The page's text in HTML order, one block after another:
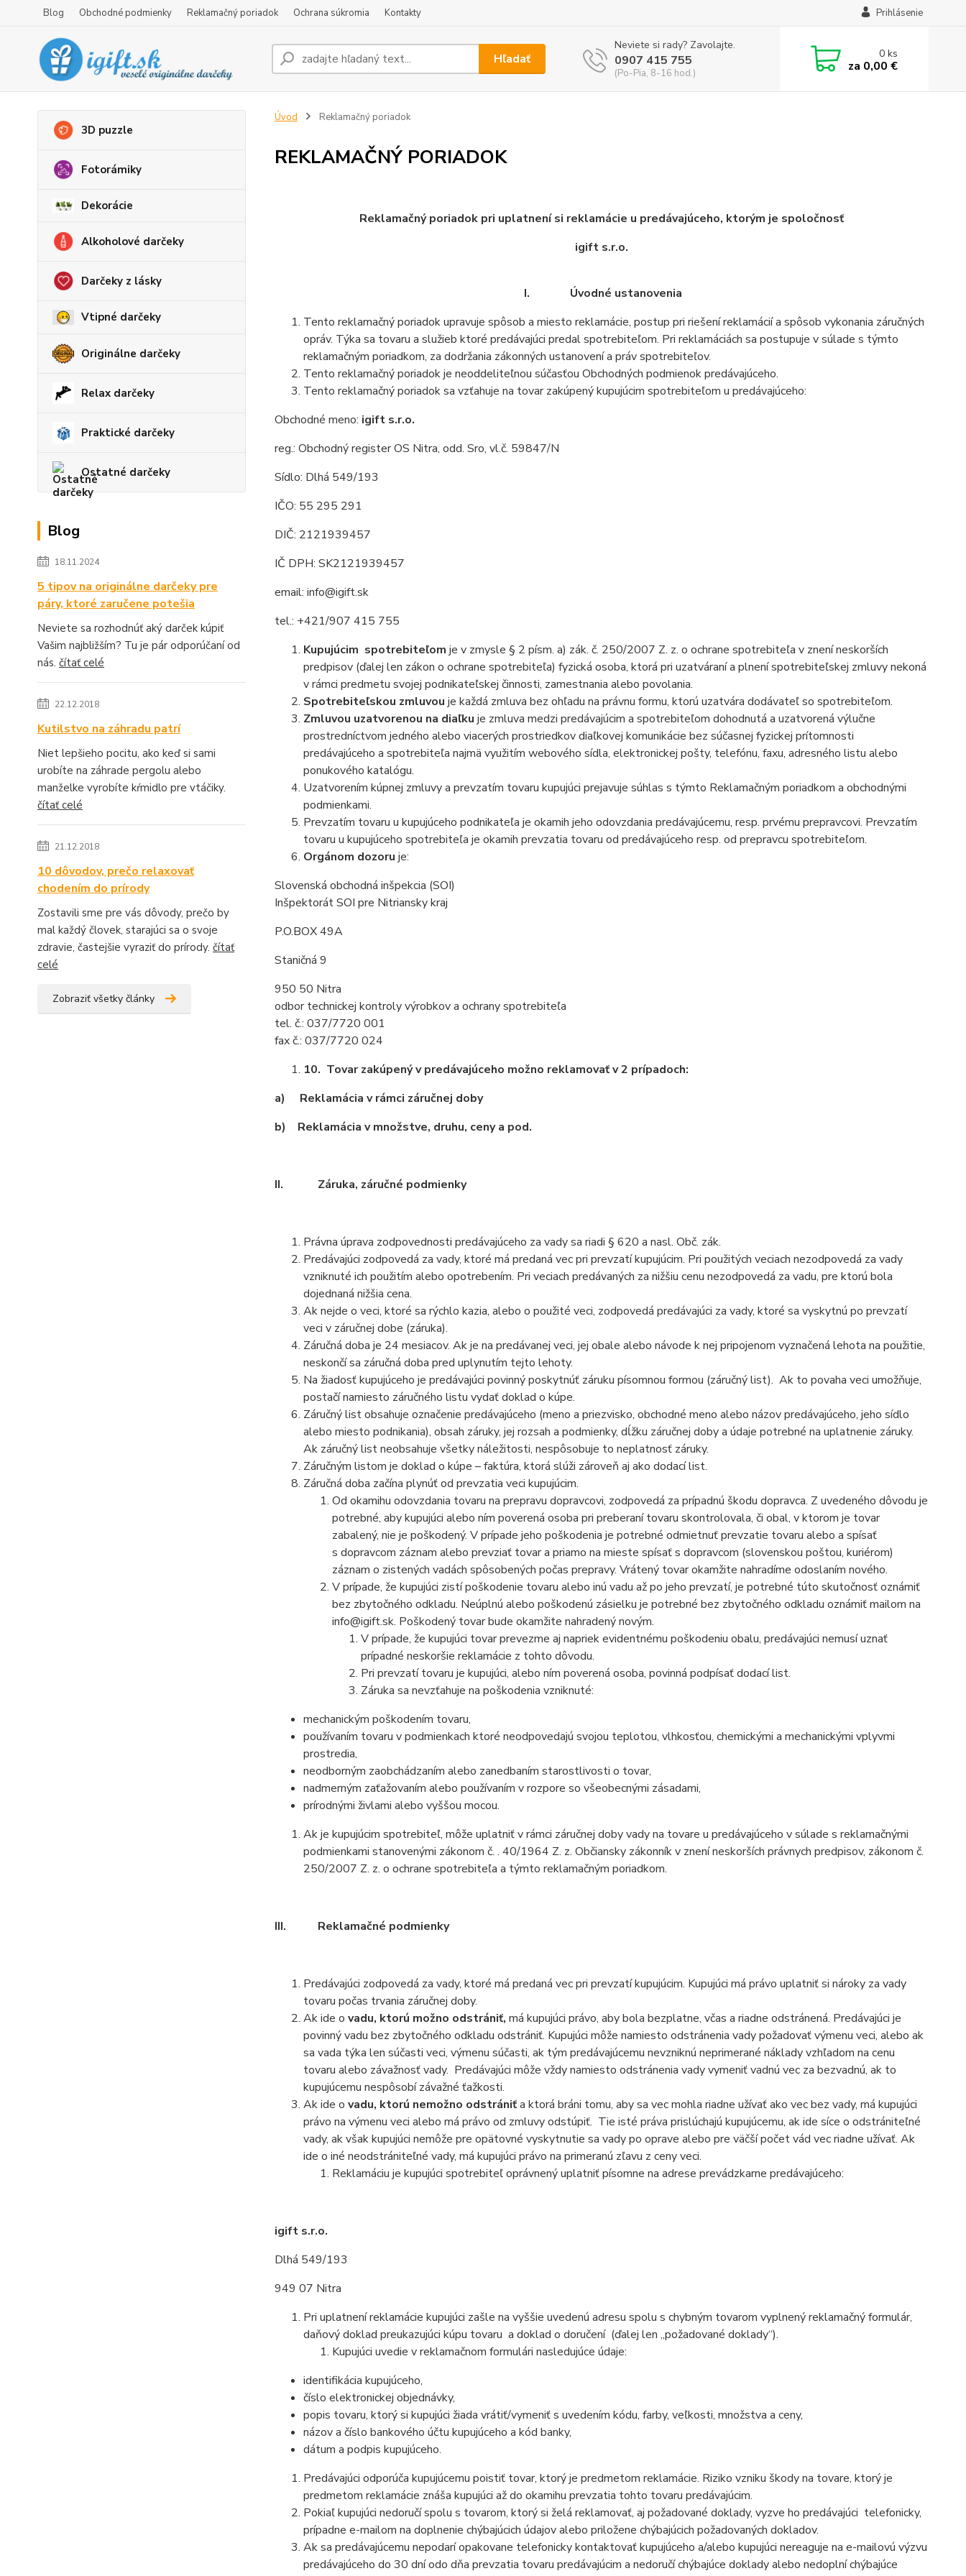
Blog Obchodné podmienky Reklamačný poriadok Ochrana súkromia Kontakty Prihlásenie
Hľadať
Neviete si rady? Zavolajte.
0907 415 755
(Po-Pia, 8-16 hod.)
0ks
za 0,00 €
3D puzzle
Fotorámiky
Dekorácie
Alkoholové darčeky
Darčeky z lásky
Vtipné darčeky
Originálne darčeky
Relax darčeky
Praktické darčeky
Ostatné darčeky
Blog
18.11.2024
5 tipov na originálne darčeky pre
páry, ktoré zaručene potešia
Neviete sa rozhodnúť aký darček kúpiť
Vašim najbližším? Tu je pár odporúčaní od
nás. čítať celé
22.12.2018
Kutilstvo na záhradu patrí
Niet lepšieho pocitu, ako keď si sami
urobíte na záhrade pergolu alebo
manželke vyrobíte kŕmidlo pre vtáčiky.
čítať celé
21.12.2018
10 dôvodov, prečo relaxovať
chodením do prírody
Zostavili sme pre vás dôvody, prečo by
mal každý človek, starajúci sa o svoje
zdravie, častejšie vyraziť do prírody. čítať
celé
Zobraziť všetky články
Úvod Reklamačný poriadok
REKLAMAČNÝ PORIADOK
Reklamačný poriadok pri uplatnení si reklamácie u predávajúceho, ktorým je spoločnosť
igift s.r.o.
I. Úvodné ustanovenia
Tento reklamačný poriadok upravuje spôsob a miesto reklamácie, postup pri riešení reklamácií a spôsob vykonania záručných
opráv. Týka sa tovaru a služieb ktoré predávajúci predal spotrebiteľom. Pri reklamáciách sa postupuje v súlade s týmto
reklamačným poriadkom, za dodržania zákonných ustanovení a práv spotrebiteľov.
Tento reklamačný poriadok je neoddeliteľnou súčasťou Obchodných podmienok predávajúceho.
Tento reklamačný poriadok sa vzťahuje na tovar zakúpený kupujúcim spotrebiteľom u predávajúceho:
Obchodné meno: igift s.r.o.
reg.: Obchodný register OS Nitra, odd. Sro, vl.č. 59847/N
Sídlo: Dlhá 549/193
IČO: 55 295 291
DIČ: 2121939457
IČ DPH: SK2121939457
email: info@igift.sk
tel.: +421/907 415 755
Kupujúcim spotrebiteľom je v zmysle § 2 písm. a) zák. č. 250/2007 Z. z. o ochrane spotrebiteľa v znení neskorších
predpisov (ďalej len zákon o ochrane spotrebiteľa) fyzická osoba, ktorá pri uzatváraní a plnení spotrebiteľskej zmluvy nekoná
v rámci predmetu svojej podnikateľskej činnosti, zamestnania alebo povolania.
Spotrebiteľskou zmluvou je každá zmluva bez ohľadu na právnu formu, ktorú uzatvára dodávateľ so spotrebiteľom.
Zmluvou uzatvorenou na diaľku je zmluva medzi predávajúcim a spotrebiteľom dohodnutá a uzatvorená výlučne
prostredníctvom jedného alebo viacerých prostriedkov diaľkovej komunikácie bez súčasnej fyzickej prítomnosti
predávajúceho a spotrebiteľa najmä využitím webového sídla, elektronickej pošty, telefónu, faxu, adresného listu alebo
ponukového katalógu.
Uzatvorením kúpnej zmluvy a prevzatím tovaru kupujúci prejavuje súhlas s týmto Reklamačným poriadkom a obchodnými
podmienkami.
Prevzatím tovaru u kupujúceho podnikateľa je okamih jeho odovzdania predávajúcemu, resp. prvému prepravcovi. Prevzatím
tovaru u kupujúceho spotrebiteľa je okamih prevzatia tovaru od predávajúceho resp. od prepravcu spotrebiteľom.
Orgánom dozoru je:
Slovenská obchodná inšpekcia (SOI)
Inšpektorát SOI pre Nitriansky kraj
P.O.BOX 49A
Staničná 9
950 50 Nitra
odbor technickej kontroly výrobkov a ochrany spotrebiteľa
tel. č.: 037/7720 001
fax č.: 037/7720 024
10. Tovar zakúpený v predávajúceho možno reklamovať v 2 prípadoch:
a) Reklamácia v rámci záručnej doby
b) Reklamácia v množstve, druhu, ceny a pod.
II. Záruka, záručné podmienky
Právna úprava zodpovednosti predávajúceho za vady sa riadi § 620 a nasl. Obč. zák.
Predávajúci zodpovedá za vady, ktoré má predaná vec pri prevzatí kupujúcim. Pri použitých veciach nezodpovedá za vady
vzniknuté ich použitím alebo opotrebením. Pri veciach predávaných za nižšiu cenu nezodpovedá za vadu, pre ktorú bola
dojednaná nižšia cena.
Ak nejde o veci, ktoré sa rýchlo kazia, alebo o použité veci, zodpovedá predávajúci za vady, ktoré sa vyskytnú po prevzatí
veci v záručnej dobe (záruka).
Záručná doba je 24 mesiacov. Ak je na predávanej veci, jej obale alebo návode k nej pripojenom vyznačená lehota na použitie,
neskončí sa záručná doba pred uplynutím tejto lehoty.
Na žiadosť kupujúceho je predávajúci povinný poskytnúť záruku písomnou formou (záručný list). Ak to povaha veci umožňuje,
postačí namiesto záručného listu vydať doklad o kúpe.
Záručný list obsahuje označenie predávajúceho (meno a priezvisko, obchodné meno alebo názov predávajúceho, jeho sídlo
alebo miesto podnikania), obsah záruky, jej rozsah a podmienky, dĺžku záručnej doby a údaje potrebné na uplatnenie záruky.
Ak záručný list neobsahuje všetky náležitosti, nespôsobuje to neplatnosť záruky.
Záručným listom je doklad o kúpe – faktúra, ktorá slúži zároveň aj ako dodací list.
Záručná doba začína plynúť od prevzatia veci kupujúcim.
Od okamihu odovzdania tovaru na prepravu dopravcovi, zodpovedá za prípadnú škodu dopravca. Z uvedeného dôvodu je
potrebné, aby kupujúci alebo ním poverená osoba pri preberaní tovaru skontrolovala, či obal, v ktorom je tovar
zabalený, nie je poškodený. V prípade jeho poškodenia je potrebné odmietnuť prevzatie tovaru alebo a spísať
s dopravcom záznam alebo prevziať tovar a priamo na mieste spísať s dopravcom (slovenskou poštou, kuriérom)
záznam o zistených vadách spôsobených počas prepravy. Vrátený tovar okamžite nahradíme odoslaním nového.
V prípade, že kupujúci zistí poškodenie tovaru alebo inú vadu až po jeho prevzatí, je potrebné túto skutočnosť oznámiť
bez zbytočného odkladu. Neúplnú alebo poškodenú zásielku je potrebné bez zbytočného odkladu oznámiť mailom na
info@igift.sk. Poškodený tovar bude okamžite nahradený novým.
V prípade, že kupujúci tovar prevezme aj napriek evidentnému poškodeniu obalu, predávajúci nemusí uznať
prípadné neskoršie reklamácie z tohto dôvodu.
Pri prevzatí tovaru je kupujúci, alebo ním poverená osoba, povinná podpísať dodací list.
Záruka sa nevzťahuje na poškodenia vzniknuté:
mechanickým poškodením tovaru,
používaním tovaru v podmienkach ktoré neodpovedajú svojou teplotou, vlhkosťou, chemickými a mechanickými vplyvmi
prostredia,
neodborným zaobchádzaním alebo zanedbaním starostlivosti o tovar,
nadmerným zaťažovaním alebo používaním v rozpore so všeobecnými zásadami,
prírodnými živlami alebo vyššou mocou.
Ak je kupujúcim spotrebiteľ, môže uplatniť v rámci záručnej doby vady na tovare u predávajúceho v súlade s reklamačnými
podmienkami stanovenými zákonom č. . 40/1964 Z. z. Občiansky zákonník v znení neskorších právnych predpisov, zákonom č.
250/2007 Z. z. o ochrane spotrebiteľa a týmto reklamačným poriadkom.
III. Reklamačné podmienky
Predávajúci zodpovedá za vady, ktoré má predaná vec pri prevzatí kupujúcim. Kupujúci má právo uplatniť si nároky za vady
tovaru počas trvania záručnej doby.
Ak ide o vadu, ktorú možno odstrániť, má kupujúci právo, aby bola bezplatne, včas a riadne odstránená. Predávajúci je
povinný vadu bez zbytočného odkladu odstrániť. Kupujúci môže namiesto odstránenia vady požadovať výmenu veci, alebo ak
sa vada týka len súčasti veci, výmenu súčasti, ak tým predávajúcemu nevzniknú neprimerané náklady vzhľadom na cenu
tovaru alebo závažnosť vady. Predávajúci môže vždy namiesto odstránenia vady vymeniť vadnú vec za bezvadnú, ak to
kupujúcemu nespôsobí závažné ťažkosti.
Ak ide o vadu, ktorú nemožno odstrániťa ktorá bráni tomu, aby sa vec mohla riadne užívať ako vec bez vady, má kupujúci
právo na výmenu veci alebo má právo od zmluvy odstúpiť. Tie isté práva prislúchajú kupujúcemu, ak ide síce o odstrániteľné
vady, ak však kupujúci nemôže pre opätovné vyskytnutie sa vady po oprave alebo pre väčší počet vád vec riadne užívať. Ak
ide o iné neodstrániteľné vady, má kupujúci právo na primeranú zľavu z ceny veci.
Reklamáciu je kupujúci spotrebiteľ oprávnený uplatniť písomne na adrese prevádzkarne predávajúceho:
igift s.r.o.
Dlhá 549/193
949 07 Nitra
Pri uplatnení reklamácie kupujúci zašle na vyššie uvedenú adresu spolu s chybným tovarom vyplnený reklamačný formulár,
daňový doklad preukazujúci kúpu tovaru a doklad o doručení (ďalej len „požadované doklady“).
Kupujúci uvedie v reklamačnom formulári nasledujúce údaje:
identifikácia kupujúceho,
číslo elektronickej objednávky,
popis tovaru, ktorý si kupujúci žiada vrátiť/vymeniť s uvedením kódu, farby, veľkosti, množstva a ceny,
názov a číslo bankového účtu kupujúceho a kód banky,
dátum a podpis kupujúceho.
Predávajúci odporúča kupujúcemu poistiť tovar, ktorý je predmetom reklamácie. Riziko vzniku škody na tovare, ktorý je
predmetom reklamácie znáša kupujúci až do okamihu prevzatia tohto tovaru predávajúcim.
Pokiaľ kupujúci nedoručí spolu s tovarom, ktorý si želá reklamovať, aj požadované doklady, vyzve ho predávajúci telefonicky,
prípadne e-mailom na doplnenie chýbajúcich údajov alebo priložene chýbajúcich požadovaných dokladov.
Ak sa predávajúcemu nepodarí opakovane telefonicky kontaktovať kupujúceho a/alebo kupujúci nereaguje na e-mailovú výzvu
predávajúceho do 30 dní odo dňa prevzatia tovaru predávajúcim a nedoručí chýbajúce doklady alebo nedoplní chýbajúce